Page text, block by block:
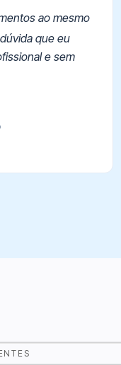
ao mesmo
que eu
e sem